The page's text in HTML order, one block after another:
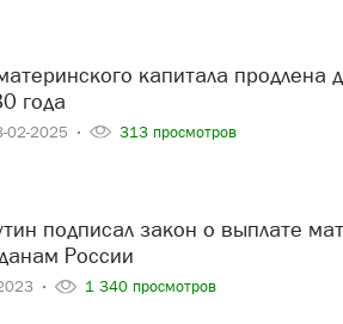
года
02-2025 313 просмотров
России
1 340 просмотров